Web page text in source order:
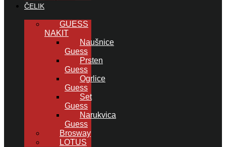
ČELIK
GUESS
NAKIT
Naušnice
Guess
Prsten
Guess
Ogrlice
Guess
Set
Guess
Narukvica
Guess
Brosway
LOTUS